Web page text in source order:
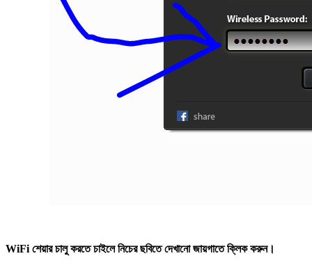
WiFi শেয়ার চালু করতে চাইলে নিচের ছবিতে দেখানো জায়গাতে ক্লিক করুন।